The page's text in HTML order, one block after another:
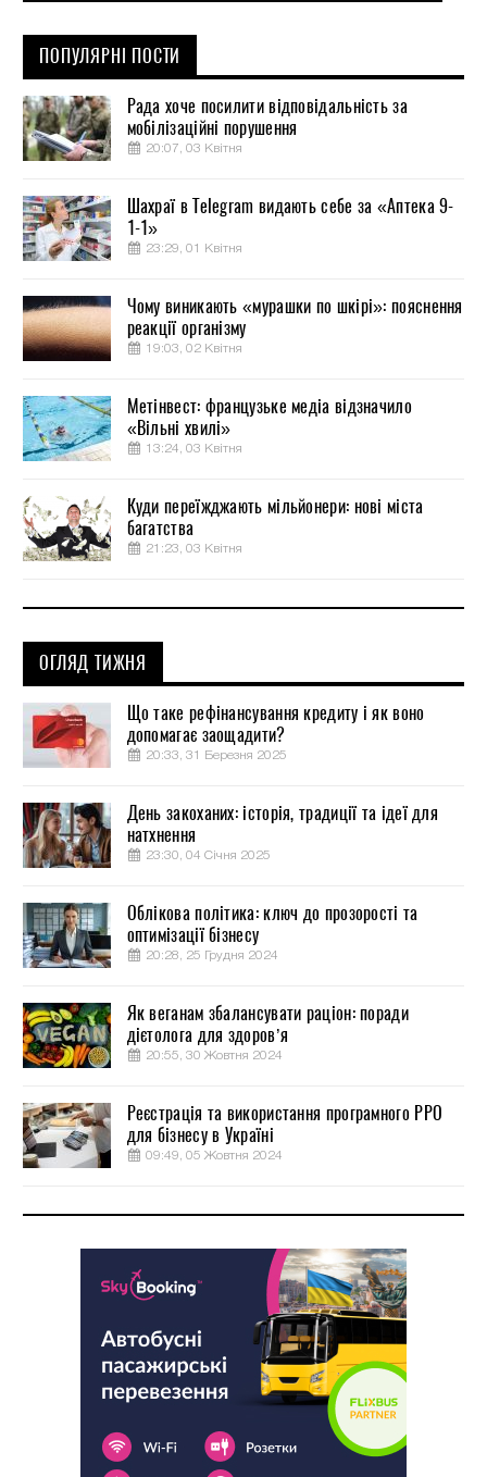
ПОПУЛЯРНІ ПОСТИ
Рада хоче посилити відповідальність за
мобілізаційні порушення
20:07, 03 Квітня
Шахраї в Telegram видають себе за «Аптека 9-
1-1»
23:29, 01 Квітня
Чому виникають «мурашки по шкірі»: пояснення
реакції організму
19:03, 02 Квітня
Метінвест: французьке медіа відзначило
«Вільні хвилі»
13:24, 03 Квітня
Куди переїжджають мільйонери: нові міста
багатства
21:23, 03 Квітня
ОГЛЯД ТИЖНЯ
Що таке рефінансування кредиту і як воно
допомагає заощадити?
20:33, 31 Березня 2025
День закоханих: історія, традиції та ідеї для
натхнення
23:30, 04 Січня 2025
Облікова політика: ключ до прозорості та
оптимізації бізнесу
20:28, 25 Грудня 2024
Як веганам збалансувати раціон: поради
дієтолога для здоров’я
20:55, 30 Жовтня 2024
Реєстрація та використання програмного РРО
для бізнесу в Україні
09:49, 05 Жовтня 2024